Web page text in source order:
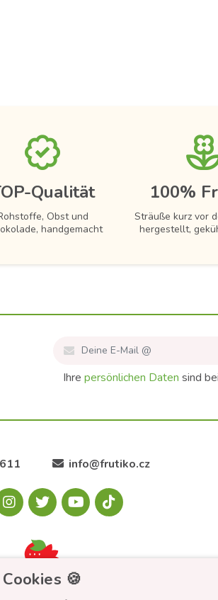
Qualität
Obst und
handgemacht
100%
Sträuße kurz vor
hergestellt,
Ihre persönlichen Daten sind
info@frutiko.cz
Cookies 🍪